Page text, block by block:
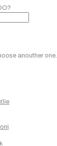
anouther one.